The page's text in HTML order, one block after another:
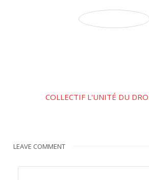
COLLECTIF L'UNITÉ DU
LEAVE COMMENT